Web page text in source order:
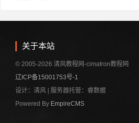
关于本站
© 2005-2026 清风教程网-cimatron教程网
辽ICP备15001753号-1
设计：清风 | 服务器托管：睿数据
Powered By EmpireCMS